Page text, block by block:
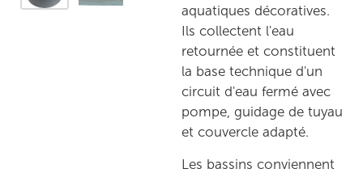
aquatiques décoratives.
Ils collectent l'eau
retournée et constituent
la base technique d'un
circuit d'eau fermé avec
pompe, guidage de tuyau
et couvercle adapté.
Les bassins conviennent